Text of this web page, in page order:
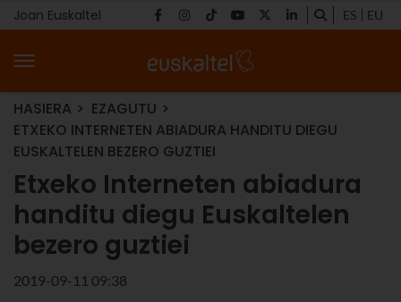
Joan Euskaltel ES EU
HASIERA
EZAGUTU
ETXEKO INTERNETEN ABIADURA HANDITU DIEGU
EUSKALTELEN BEZERO GUZTIEI
Etxeko Interneten abiadura
handitu diegu Euskaltelen
bezero guztiei
2019-09-11 09:38